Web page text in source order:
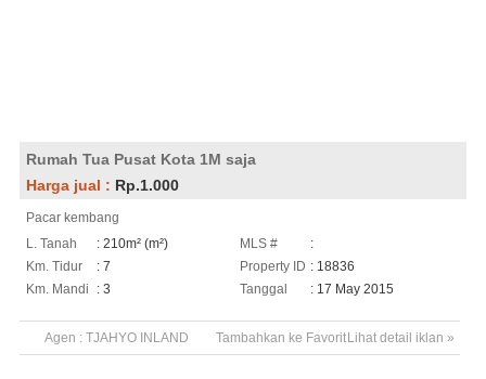
Rumah Tua Pusat Kota 1M saja
Harga jual : Rp.1.000
Pacar kembang
L. Tanah
: 210m² (m²)
Km. Tidur
: 7
Km. Mandi
: 3
MLS #
:
Property ID : 18836
Tanggal
: 17 May 2015
Agen : TJAHYO INLAND Lihat detail iklan »
Tambahkan ke Favorit